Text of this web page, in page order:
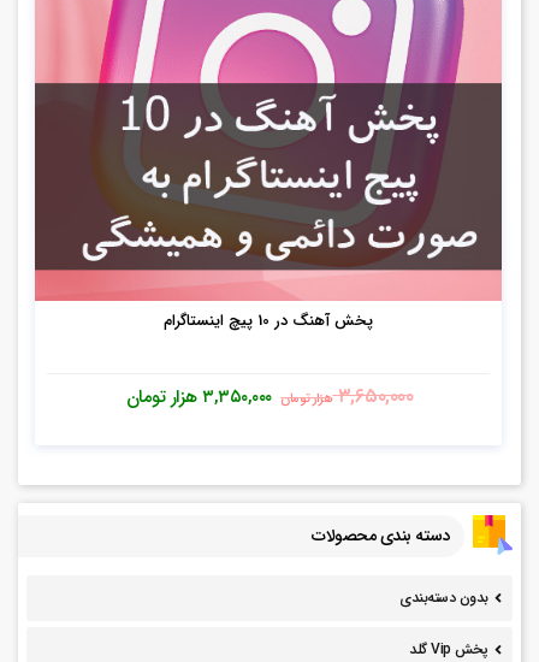
پخش آهنگ در 10 پیچ اینستاگرام
۳,۶۵۰,۰۰۰ هزار تومان ۳,۳۵۰,۰۰۰هزار تومان
دسته بندی محصولات
بدون دسته‌بندی
پخش Vip گلد